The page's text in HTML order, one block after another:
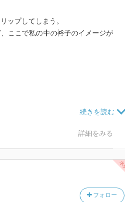
ップしてしまう。
ここで私の中の裕子のイメージが
詳細をみる
フォロー